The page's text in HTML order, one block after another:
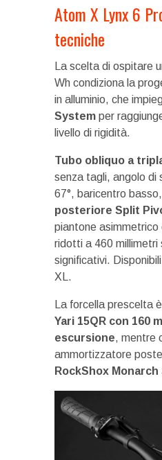
Atom X Lynx 6
tecniche
La scelta di ospitare
Wh condiziona la
in alluminio, che
System per
livello di rigidità.
Tubo obliquo a
senza tagli, angolo di
67°, baricentro basso,
posteriore Split
piantone asimmetrico
ridotti a 460 millimetri
significativi.
XL.
La forcella prescelta
Yari 15QR con 160
escursione, mentre
ammortizzatore
RockShox Monarch